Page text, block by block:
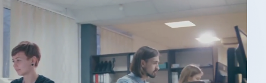
核
为什么选择 Spatial 的 SDK 来
的仿真软件 Coreform Flex。
案例研究
为何选择 Spatial 的 SDK 来实